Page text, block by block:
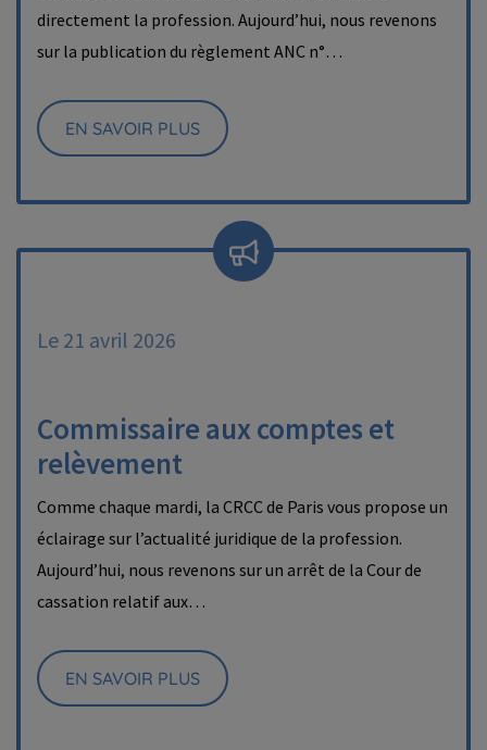
directement la profession. Aujourd’hui, nous revenons
sur la publication du règlement ANC n°…
EN SAVOIR PLUS
Le 21 avril 2026
Commissaire aux comptes et
relèvement
Comme chaque mardi, la CRCC de Paris vous propose un
éclairage sur l’actualité juridique de la profession.
Aujourd’hui, nous revenons sur un arrêt de la Cour de
cassation relatif aux…
EN SAVOIR PLUS